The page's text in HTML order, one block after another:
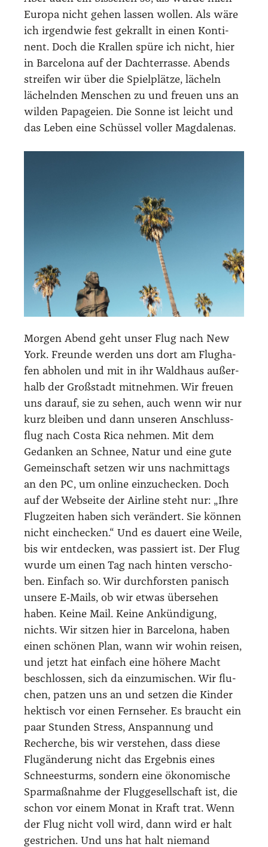
Euro­pa nicht gehen las­sen wol­len. Als wäre
ich irgend­wie fest gekrallt in einen Kon­ti­
nent. Doch die Kral­len spü­re ich nicht, hier
in Bar­ce­lo­na auf der Dach­ter­ras­se. Abends
strei­fen wir über die Spiel­plät­ze, lächeln
lächeln­den Men­schen zu und freu­en uns an
wil­den Papa­gei­en. Die Son­ne ist leicht und
das Leben eine Schüs­sel vol­ler Mag­da­le­nas.
Mor­gen Abend geht unser Flug nach New
York. Freun­de wer­den uns dort am Flug­ha­
fen abho­len und mit in ihr Wald­haus außer­
halb der Groß­stadt mit­neh­men. Wir freu­en
uns dar­auf, sie zu sehen, auch wenn wir nur
kurz blei­ben und dann unse­ren Anschluss­
flug nach Cos­ta Rica neh­men. Mit dem
Gedan­ken an Schnee, Natur und eine gute
Gemein­schaft set­zen wir uns nach­mit­tags
an den PC, um online ein­zu­che­cken. Doch
auf der Web­sei­te der Air­line steht nur: „Ihre
Flug­zei­ten haben sich ver­än­dert. Sie kön­nen
nicht ein­che­cken.“ Und es dau­ert eine Wei­le,
bis wir ent­de­cken, was pas­siert ist. Der Flug
wur­de um einen Tag nach hin­ten ver­scho­
ben. Ein­fach so. Wir durch­fors­ten panisch
unse­re E‑Mails, ob wir etwas über­se­hen
haben. Kei­ne Mail. Kei­ne Ankün­di­gung,
nichts. Wir sit­zen hier in Bar­ce­lo­na, haben
einen schö­nen Plan, wann wir wohin rei­sen,
und jetzt hat ein­fach eine höhe­re Macht
beschlos­sen, sich da ein­zu­mi­schen. Wir flu­
chen, pat­zen uns an und set­zen die Kin­der
hek­tisch vor einen Fern­se­her. Es braucht ein
paar Stun­den Stress, Anspan­nung und
Recher­che, bis wir ver­ste­hen, dass die­se
Flug­än­de­rung nicht das Ergeb­nis eines
Schnee­sturms, son­dern eine öko­no­mi­sche
Spar­maß­nah­me der Flug­ge­sell­schaft ist, die
schon vor einem Monat in Kraft trat. Wenn
der Flug nicht voll wird, dann wird er halt
gestri­chen. Und uns hat halt nie­mand